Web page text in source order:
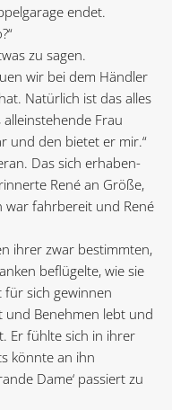
endet.
zu sagen.
wir bei dem Händler
Natürlich ist das alles
Frau
und den bietet er mir.“
Das sich erhaben-
René an Größe,
war fahrbereit und René
ihrer zwar bestimmten,
beflügelte, wie sie
für sich gewinnen
und Benehmen lebt und
Er fühlte sich in ihrer
könnte an ihn
Dame‘ passiert zu